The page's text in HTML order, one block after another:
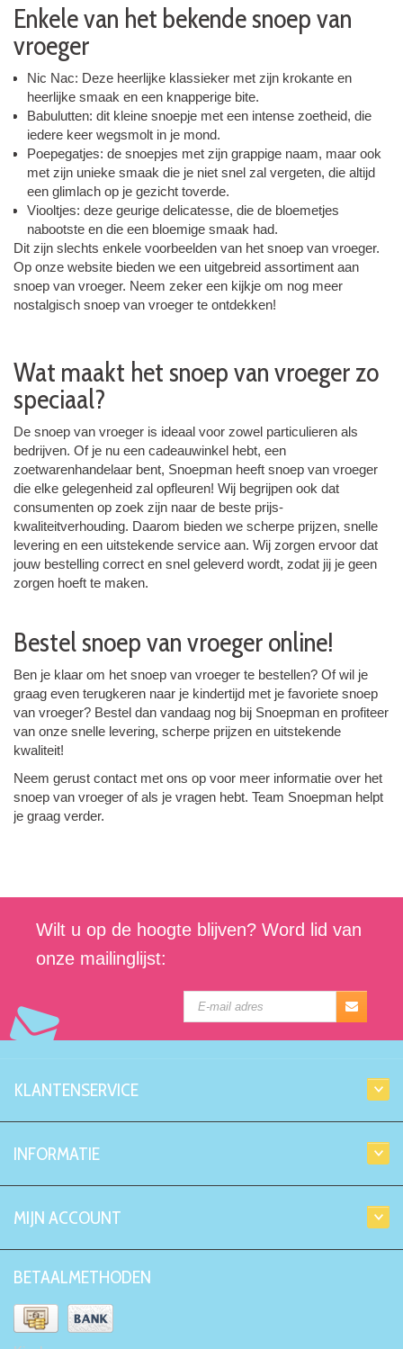
Enkele van het bekende snoep van
vroeger
Nic Nac: Deze heerlijke klassieker met zijn krokante en
heerlijke smaak en een knapperige bite.
Babulutten: dit kleine snoepje met een intense zoetheid, die
iedere keer wegsmolt in je mond.
Poepegatjes: de snoepjes met zijn grappige naam, maar ook
met zijn unieke smaak die je niet snel zal vergeten, die altijd
een glimlach op je gezicht toverde.
Viooltjes: deze geurige delicatesse, die de bloemetjes
nabootste en die een bloemige smaak had.
Dit zijn slechts enkele voorbeelden van het snoep van vroeger.
Op onze website bieden we een uitgebreid assortiment aan
snoep van vroeger. Neem zeker een kijkje om nog meer
nostalgisch snoep van vroeger te ontdekken!
Wat maakt het snoep van vroeger zo
speciaal?
De snoep van vroeger is ideaal voor zowel particulieren als
bedrijven. Of je nu een cadeauwinkel hebt, een
zoetwarenhandelaar bent, Snoepman heeft snoep van vroeger
die elke gelegenheid zal opfleuren! Wij begrijpen ook dat
consumenten op zoek zijn naar de beste prijs-
kwaliteitverhouding. Daarom bieden we scherpe prijzen, snelle
levering en een uitstekende service aan. Wij zorgen ervoor dat
jouw bestelling correct en snel geleverd wordt, zodat jij je geen
zorgen hoeft te maken.
Bestel snoep van vroeger online!
Ben je klaar om het snoep van vroeger te bestellen? Of wil je
graag even terugkeren naar je kindertijd met je favoriete snoep
van vroeger? Bestel dan vandaag nog bij Snoepman en profiteer
van onze snelle levering, scherpe prijzen en uitstekende
kwaliteit!
Neem gerust contact met ons op voor meer informatie over het
snoep van vroeger of als je vragen hebt. Team Snoepman helpt
je graag verder.
Wilt u op de hoogte blijven? Word lid van
onze mailinglijst:
KLANTENSERVICE
INFORMATIE
MIJN ACCOUNT
BETAALMETHODEN